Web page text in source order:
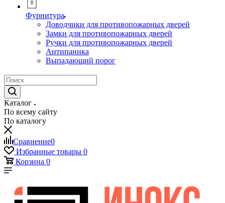
Фурнитура
Доводчики для противопожарных дверей
Замки для противопожарных дверей
Ручки для противопожарных дверей
Антипаника
Выпадающий порог
Каталог
По всему сайту
По каталогу
Сравнение0
Избранные товары 0
Корзина 0